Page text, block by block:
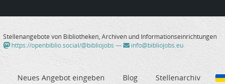
Stellenangebote von Bibliotheken, Archiven und Informationseinrichtungen
https://openbiblio.social/@bibliojobs — info@bibliojobs.eu
Neues Angebot eingeben Blog Stellenarchiv